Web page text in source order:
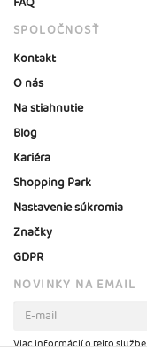
SPOLOČNOSŤ
Kontakt
O nás
Na stiahnutie
Blog
Kariéra
Shopping Park
Nastavenie súkromia
Značky
GDPR
NOVINKY NA EMAIL
Viac informácií o tejto službe